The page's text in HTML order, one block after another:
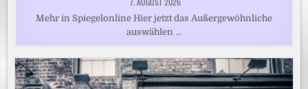
Mehr in Spiegelonline Hier jetzt das Außergewöhnliche
auswählen …